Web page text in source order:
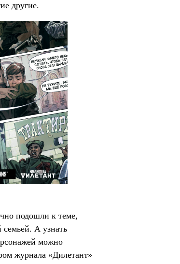
другие.
подошли к теме,
семьей. А узнать
можно
журнала «Дилетант»